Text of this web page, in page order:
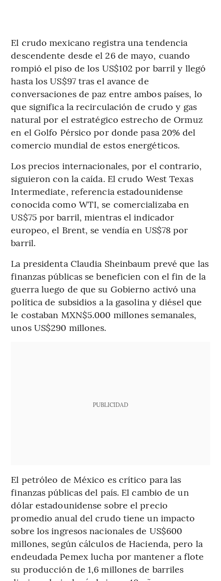
El crudo mexicano registra una tendencia
descendente desde el 26 de mayo, cuando
rompió el piso de los US$102 por barril y llegó
hasta los US$97 tras el avance de
conversaciones de paz entre ambos países, lo
que significa la recirculación de crudo y gas
natural por el estratégico estrecho de Ormuz
en el Golfo Pérsico por donde pasa 20% del
comercio mundial de estos energéticos.
Los precios internacionales, por el contrario,
siguieron con la caída. El crudo West Texas
Intermediate, referencia estadounidense
conocida como WTI, se comercializaba en
US$75 por barril, mientras el indicador
europeo, el Brent, se vendía en US$78 por
barril.
La presidenta Claudia Sheinbaum prevé que las
finanzas públicas se beneficien con el fin de la
guerra luego de que su Gobierno activó una
política de subsidios a la gasolina y diésel que
le costaban MXN$5.000 millones semanales,
unos US$290 millones.
PUBLICIDAD
El petróleo de México es crítico para las
finanzas públicas del país. El cambio de un
dólar estadounidense sobre el precio
promedio anual del crudo tiene un impacto
sobre los ingresos nacionales de US$600
millones, según cálculos de Hacienda, pero la
endeudada Pemex lucha por mantener a flote
su producción de 1,6 millones de barriles